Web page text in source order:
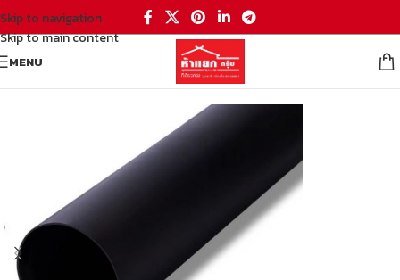
Skip to navigation
Skip to main content
MENU
เหล็กแป๊บกลม